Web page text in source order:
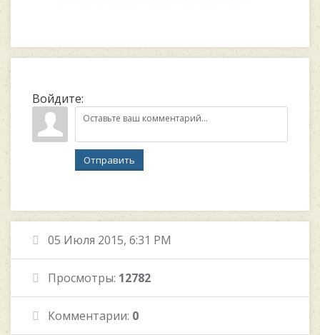
Войдите:
Отправить
05 Июля 2015, 6:31 PM
Просмотры: 12782
Комментарии: 0